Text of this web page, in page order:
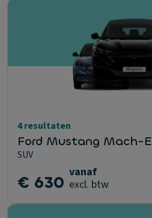
4 resultaten
Ford Mustang Mach-E
SUV
€ 630 vanaf
excl. btw